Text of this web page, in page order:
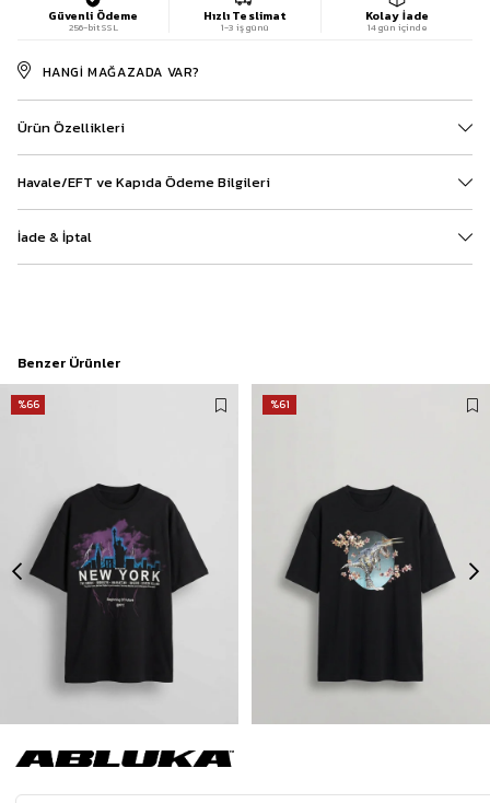
Güvenli Ödeme
256-bit SSL
Hızlı Teslimat
1-3 iş günü
Kolay İade
14 gün içinde
HANGI MAĞAZADA VAR?
Ürün Özellikleri
Havale/EFT ve Kapıda Ödeme Bilgileri
İade & İptal
Benzer Ürünler
%66
Erkek New York Baskılı Oversize T-Shirt Siyah
%61